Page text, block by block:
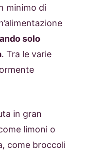
minimo di
solo
. Tra le varie
in gran
limoni o
come broccoli